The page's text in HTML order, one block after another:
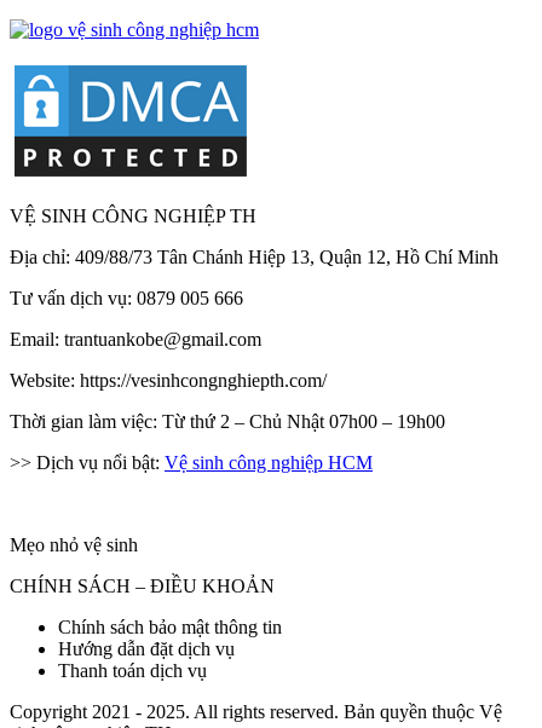
VỆ SINH CÔNG NGHIỆP TH
Địa chỉ: 409/88/73 Tân Chánh Hiệp 13, Quận 12, Hồ Chí Minh
Tư vấn dịch vụ: 0879 005 666
Email: trantuankobe@gmail.com
Website: https://vesinhcongnghiepth.com/
Thời gian làm việc: Từ thứ 2 – Chủ Nhật 07h00 – 19h00
>> Dịch vụ nổi bật: Vệ sinh công nghiệp HCM
Mẹo nhỏ vệ sinh
CHÍNH SÁCH – ĐIỀU KHOẢN
Chính sách bảo mật thông tin
Hướng dẫn đặt dịch vụ
Thanh toán dịch vụ
Copyright 2021 - 2025. All rights reserved. Bản quyền thuộc Vệ